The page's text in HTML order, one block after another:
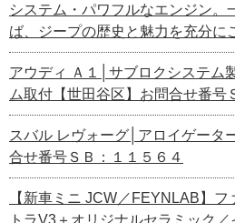
システム・パワフルなエンジン。
ば、ジープの歴史と魅力を充分に
アウディ Ａ１│サブロクシステム
ム取付【世田谷区】お問合せ番号
スバル レヴォーグ│アロイゲータ
合せ番号ＳＢ：１１５６４
【新車ミニ JCW／FEYNLAB】
トラV3＋オリジナルセラミック